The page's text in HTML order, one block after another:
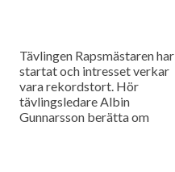
Tävlingen Rapsmästaren har
startat och intresset verkar
vara rekordstort. Hör
tävlingsledare Albin
Gunnarsson berätta om